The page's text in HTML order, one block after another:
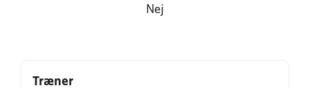
Nej
Træner